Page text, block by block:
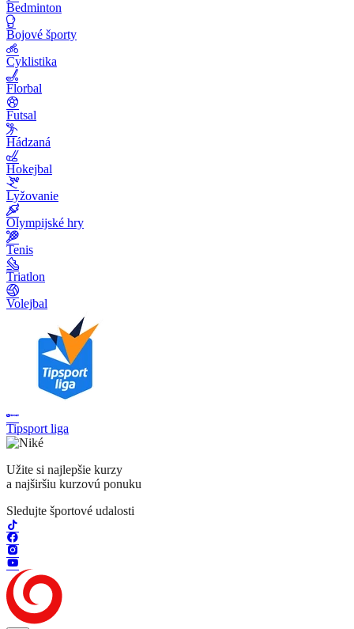
Bedminton
Bojové športy
Cyklistika
Florbal
Futsal
Hádzaná
Hokejbal
Lyžovanie
Olympijské hry
Tenis
Triatlon
Volejbal
Tipsport liga
Užite si najlepšie kurzy
a najširšiu kurzovú ponuku
Sledujte športové udalosti